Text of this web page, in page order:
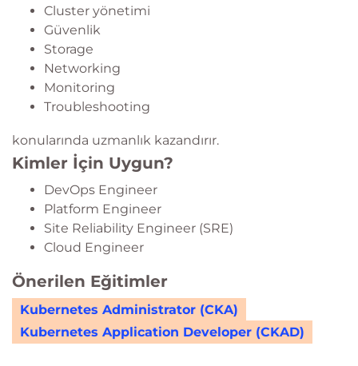
Cluster yönetimi
Güvenlik
Storage
Networking
Monitoring
Troubleshooting
konularında uzmanlık kazandırır.
Kimler İçin Uygun?
DevOps Engineer
Platform Engineer
Site Reliability Engineer (SRE)
Cloud Engineer
Önerilen Eğitimler
Kubernetes Administrator (CKA)
Kubernetes Application Developer (CKAD)